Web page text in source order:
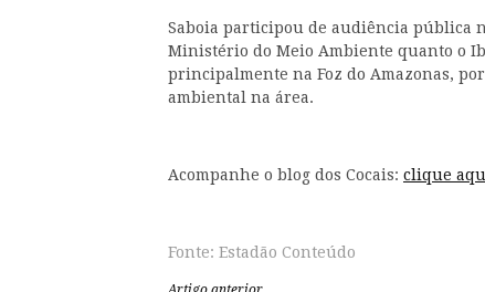
Saboia participou de audiência pública
Ministério do Meio Ambiente quanto o
principalmente na Foz do Amazonas,
ambiental na área.
Acompanhe o blog dos Cocais: clique
Fonte: Estadão Conteúdo